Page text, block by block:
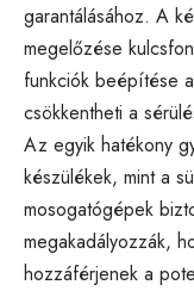
garantálásához. A
megelőzése
funkciók beépítése
csökkentheti a
Az egyik hatékony
készülékek, mint a
mosogatógépek
megakadályozzák,
hozzáférjenek a